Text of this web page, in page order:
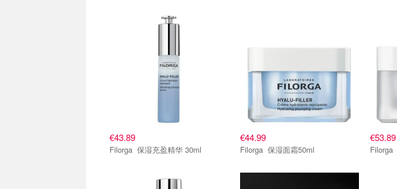
€43.89
Filorga 保湿充盈精华 30ml
€44.99
Filorga 保湿面霜50ml
€53.89